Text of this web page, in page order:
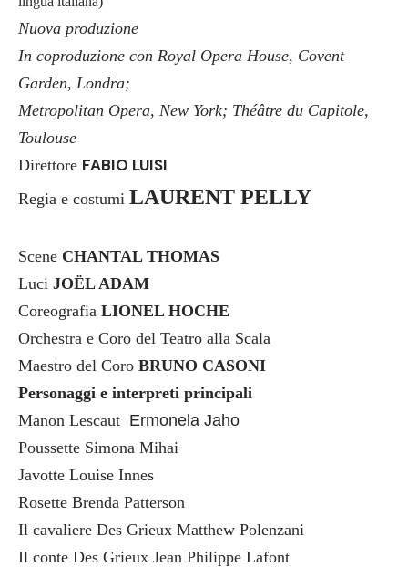
Nuova produzione
In coproduzione con Royal Opera House, Covent
Garden, Londra;
Metropolitan Opera, New York; Théâtre du Capitole,
Toulouse
Direttore FABIO LUISI
Regia e costumi LAURENT PELLY
Scene CHANTAL THOMAS
Luci JOËL ADAM
Coreografia LIONEL HOCHE
Orchestra e Coro del Teatro alla Scala
Maestro del Coro BRUNO CASONI
Personaggi e interpreti principali
Manon Lescaut Ermonela Jaho
Poussette Simona Mihai
Javotte Louise Innes
Rosette Brenda Patterson
Il cavaliere Des Grieux Matthew Polenzani
Il conte Des Grieux Jean Philippe Lafont